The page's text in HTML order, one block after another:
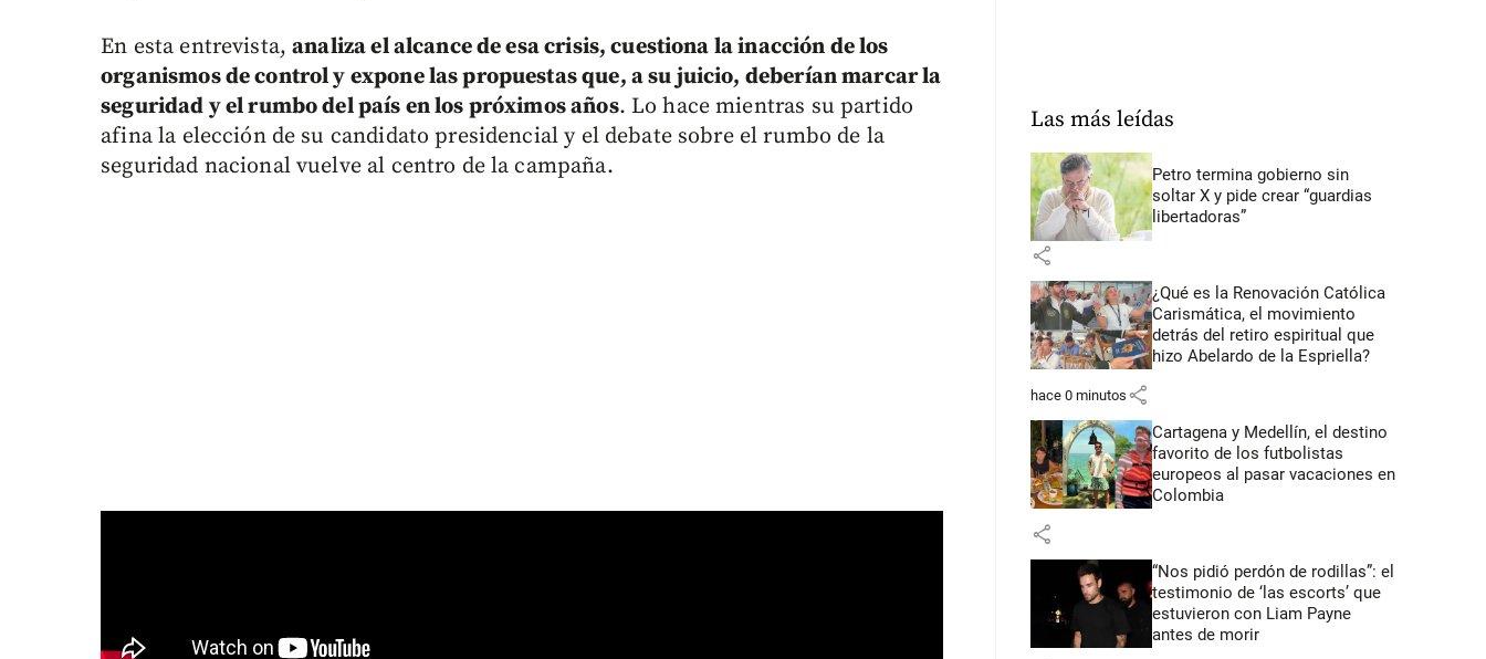
En esta entrevista,analiza el alcance de esa crisis, cuestiona la inacción de los
organismos de control y expone las propuestas que, a su juicio, deberían marcar la
seguridad y el rumbo del país en los próximos años. Lo hace mientras su partido
afina la elección de su candidato presidencial y el debate sobre el rumbo de la
seguridad nacional vuelve al centro de la campaña.
Las más leídas
Petro termina gobierno sin
soltar X y pide crear “guardias
libertadoras”
share
¿Qué es la Renovación Católica
Carismática, el movimiento
detrás del retiro espiritual que
hizo Abelardo de la Espriella?
hace 0 minutos share
Cartagena y Medellín, el destino
favorito de los futbolistas
europeos al pasar vacaciones en
Colombia
share
“Nos pidió perdón de rodillas”: el
testimonio de ‘las escorts’ que
estuvieron con Liam Payne
antes de morir